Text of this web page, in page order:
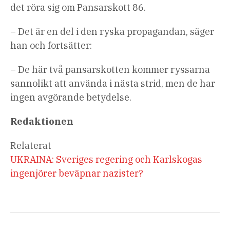
det röra sig om Pansarskott 86.
– Det är en del i den ryska propagandan, säger
han och fortsätter:
– De här två pansarskotten kommer ryssarna
sannolikt att använda i nästa strid, men de har
ingen avgörande betydelse.
Redaktionen
Relaterat
UKRAINA: Sveriges regering och Karlskogas
ingenjörer beväpnar nazister?